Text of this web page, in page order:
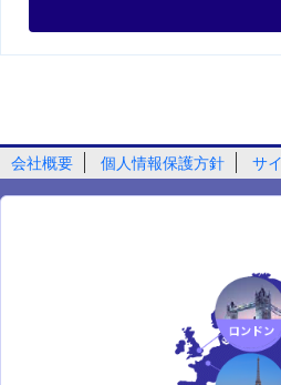
会社概要 個人情報保護方針 サ